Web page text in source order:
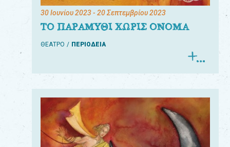
30 Ιουνίου 2023- 20 Σεπτεμβρίου 2023
ΤΟ ΠΑΡΑΜΥΘΙ ΧΩΡΙΣ ΟΝΟΜΑ
ΘΕΑΤΡΟ ΠΕΡΙΟΔΕΙΑ